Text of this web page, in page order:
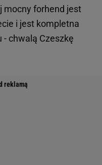
mocny forhend jest
i jest kompletna
- chwalą Czeszkę